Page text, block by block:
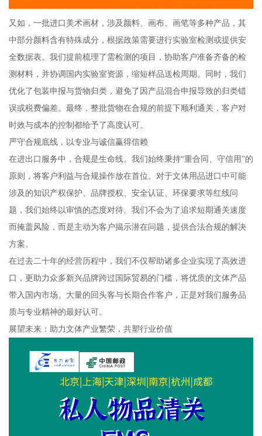
又如，一批进口美术画材，涉及颜料、画布、画笔等多种产品，其
中部分颜料含有特殊成分，根据政策需要进行实验室检测或提供安
全数据表。我们提前梳理了需检测的项目，协助客户准备齐备的检
测材料，并协调国内实验室资源，缩短样品送检周期。同时，我们
优化了包装申报与货物归类，避免了因产品混合申报导致的归类错
误或税费偏差。最终，整批货物在合规的前提下顺利通关，客户对
时效与成本的控制都给予了高度认可。
严守合规底线，以专业与诚信赢得信赖
在进出口服务中，合规是生命线。我们始终秉持“重合同、守信用”的
原则，将客户利益与合规操作放在首位。对于文体用品进口中可能
涉及的知识产权保护、品牌授权、安全认证、环保要求等红线问
题，我们始终以审慎的态度对待。我们不会为了追求短期通关速度
而掩盖风险，而是主动为客户揭示潜在问题，提供合法合规的解决
方案。
在过去二十年的经营历程中，我们不仅帮助诸多企业实现了高效进
口，更助力众多新兴品牌跨过国际贸易的门槛，将优质的文体产品
带入国内市场。大量的回头客与长期合作客户，正是对我们服务品
质与专业精神的最好认可。
展望未来：助力文体产业繁荣，共塑行业价值